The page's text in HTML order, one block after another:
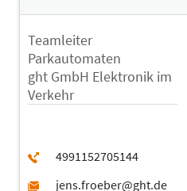
Teamleiter
Parkautomaten
ght GmbH Elektronik im
Verkehr